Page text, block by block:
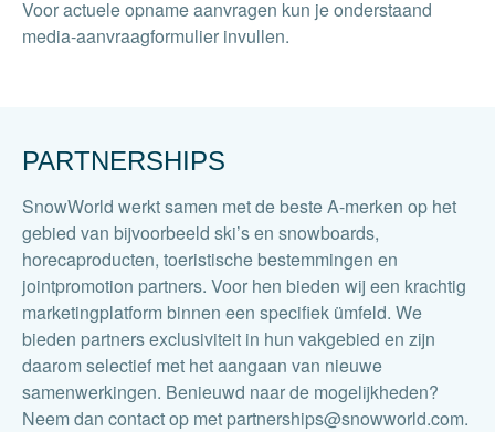
Voor actuele opname aanvragen kun je onderstaand
media-aanvraagformulier invullen.
PARTNERSHIPS
SnowWorld werkt samen met de beste A-merken op het
gebied van bijvoorbeeld ski’s en snowboards,
horecaproducten, toeristische bestemmingen en
jointpromotion partners. Voor hen bieden wij een krachtig
marketingplatform binnen een specifiek ümfeld. We
bieden partners exclusiviteit in hun vakgebied en zijn
daarom selectief met het aangaan van nieuwe
samenwerkingen. Benieuwd naar de mogelijkheden?
Neem dan contact op met partnerships@snowworld.com.